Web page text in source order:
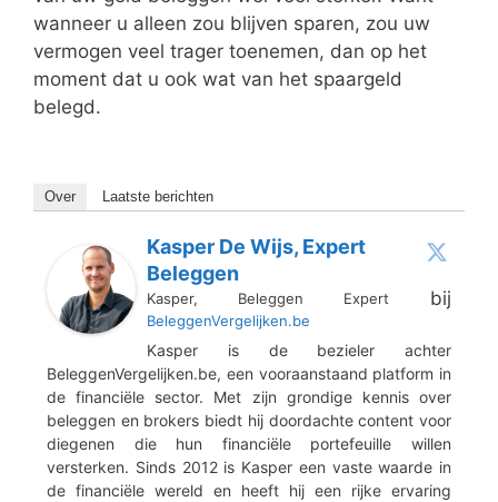
wanneer u alleen zou blijven sparen, zou uw
vermogen veel trager toenemen, dan op het
moment dat u ook wat van het spaargeld
belegd.
Over Laatste berichten
Kasper De Wijs, Expert
Beleggen
Kasper, Beleggen Expert bij
BeleggenVergelijken.be
Kasper is de bezieler achter
BeleggenVergelijken.be, een vooraanstaand platform in
de financiële sector. Met zijn grondige kennis over
beleggen en brokers biedt hij doordachte content voor
diegenen die hun financiële portefeuille willen
versterken. Sinds 2012 is Kasper een vaste waarde in
de financiële wereld en heeft hij een rijke ervaring